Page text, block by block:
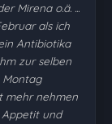
Mirena o.ä. ...
als ich
Antibiotika
zur selben
mehr nehmen
Appetit und